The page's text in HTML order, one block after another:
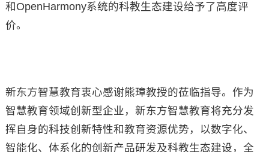
和OpenHarmony系统的科教生态建设给予了高度评
价。
新东方智慧教育衷心感谢熊璋教授的莅临指导。作为
智慧教育领域创新型企业，新东方智慧教育将充分发
挥自身的科技创新特性和教育资源优势，以数字化、
智能化、体系化的创新产品研发及科教生态建设，全